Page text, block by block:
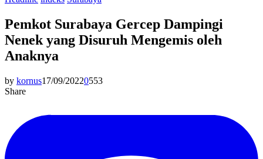
Pemkot Surabaya Gercep Dampingi
Nenek yang Disuruh Mengemis oleh
Anaknya
by kornus17/09/20220553
Share